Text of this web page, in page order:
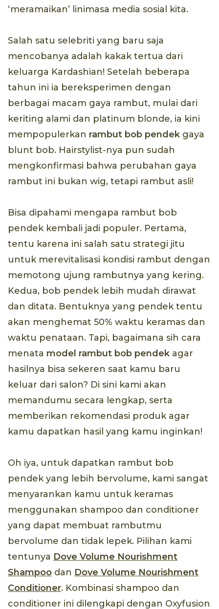
‘meramaikan’ linimasa media sosial kita.
Salah satu selebriti yang baru saja
mencobanya adalah kakak tertua dari
keluarga Kardashian! Setelah beberapa
tahun ini ia bereksperimen dengan
berbagai macam gaya rambut, mulai dari
keriting alami dan platinum blonde, ia kini
mempopulerkan rambut bob pendek gaya
blunt bob. Hairstylist-nya pun sudah
mengkonfirmasi bahwa perubahan gaya
rambut ini bukan wig, tetapi rambut asli!
Bisa dipahami mengapa rambut bob
pendek kembali jadi populer. Pertama,
tentu karena ini salah satu strategi jitu
untuk merevitalisasi kondisi rambut dengan
memotong ujung rambutnya yang kering.
Kedua, bob pendek lebih mudah dirawat
dan ditata. Bentuknya yang pendek tentu
akan menghemat 50% waktu keramas dan
waktu penataan. Tapi, bagaimana sih cara
menata model rambut bob pendek agar
hasilnya bisa sekeren saat kamu baru
keluar dari salon? Di sini kami akan
memandumu secara lengkap, serta
memberikan rekomendasi produk agar
kamu dapatkan hasil yang kamu inginkan!
Oh iya, untuk dapatkan rambut bob
pendek yang lebih bervolume, kami sangat
menyarankan kamu untuk keramas
menggunakan shampoo dan conditioner
yang dapat membuat rambutmu
bervolume dan tidak lepek. Pilihan kami
tentunya Dove Volume Nourishment
Shampoo dan Dove Volume Nourishment
Conditioner. Kombinasi shampoo dan
conditioner ini dilengkapi dengan Oxyfusion